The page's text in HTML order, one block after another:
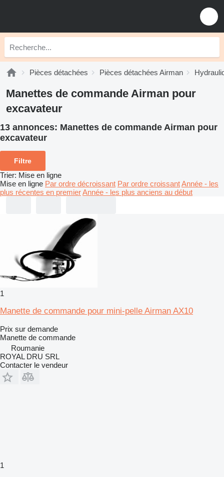
Pièces détachées Pièces détachées Airman
Manettes de commande Airman pour
excavateur
13 annonces: Manettes de commande Airman pour
excavateur
Filtre
Trier: Mise en ligne
Mise en ligne Par ordre décroissant Par ordre croissantAnnée - les
plus récentes en premierAnnée - les plus anciens au début
1
Manette de commande pour mini-pelle Airman AX10
Prix sur demande
Manette de commande
Roumanie
ROYAL DRU SRL
Contacter le vendeur
1